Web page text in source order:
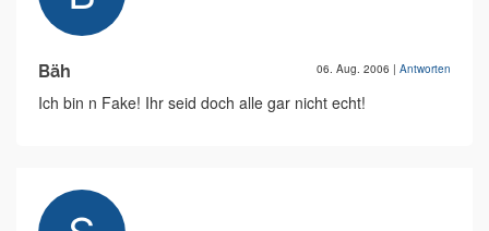
Bäh 06. Aug. 2006 | Antworten
Ich bin n Fake! Ihr seid doch alle gar nicht echt!